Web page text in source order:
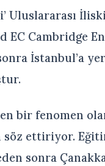
Uluslararası
Cambridge
İstanbul’a
bir fenomen
söz ettiriyor.
sonra